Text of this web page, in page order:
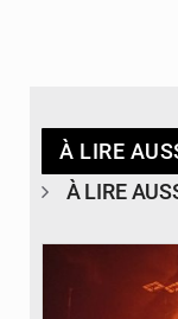
À LIRE
À LIRE